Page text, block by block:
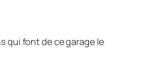
qui font de ce garage le